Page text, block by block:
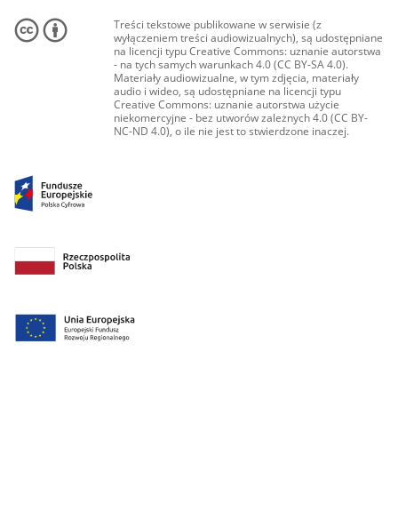
Treści tekstowe publikowane w serwisie (z
wyłączeniem treści audiowizualnych), są udostępniane
na licencji typu Creative Commons: uznanie autorstwa
- na tych samych warunkach 4.0 (CC BY-SA 4.0).
Materiały audiowizualne, w tym zdjęcia, materiały
audio i wideo, są udostępniane na licencji typu
Creative Commons: uznanie autorstwa użycie
niekomercyjne - bez utworów zależnych 4.0 (CC BY-
NC-ND 4.0), o ile nie jest to stwierdzone inaczej.